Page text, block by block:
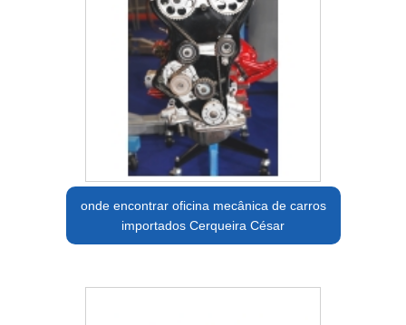
onde encontrar oficina mecânica de carros
importados Cerqueira César